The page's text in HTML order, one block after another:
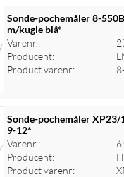
Log ind
Sonde-pochemåler 8-
m/kugle blå*
Varenr.:
Producent:
Product varenr:
Log ind
Sonde-pochemåler XP23/
9-12*
Varenr.:
Producent:
Product varenr: